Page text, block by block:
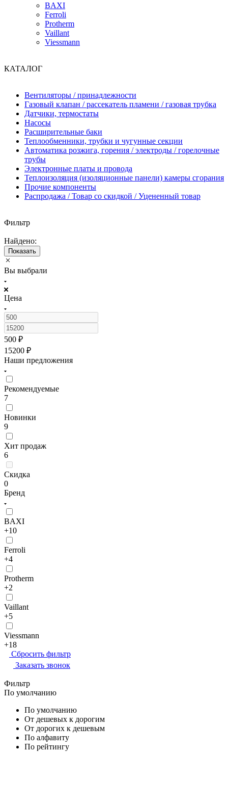
BAXI
Ferroli
Protherm
Vaillant
Viessmann
КАТАЛОГ
Вентиляторы / принадлежности
Газовый клапан / рассекатель пламени / газовая трубка
Датчики, термостаты
Насосы
Расширительные баки
Теплообменники, трубки и чугунные секции
Автоматика розжига, горения / электроды / горелочные
трубы
Электронные платы и провода
Теплоизоляция (изоляционные панели) камеры сгорания
Прочие компоненты
Распродажа / Товар со скидкой / Уцененный товар
Фильтр
Найдено:
Показать
Вы выбрали
Цена
500 ₽
15200 ₽
Наши предложения
Рекомендуемые
7
Новинки
9
Хит продаж
6
Скидка
0
Бренд
BAXI
+10
Ferroli
+4
Protherm
+2
Vaillant
+5
Viessmann
+18
Сбросить фильтр
Заказать звонок
Фильтр
По умолчанию
По умолчанию
От дешевых к дорогим
От дорогих к дешевым
По алфавиту
По рейтингу